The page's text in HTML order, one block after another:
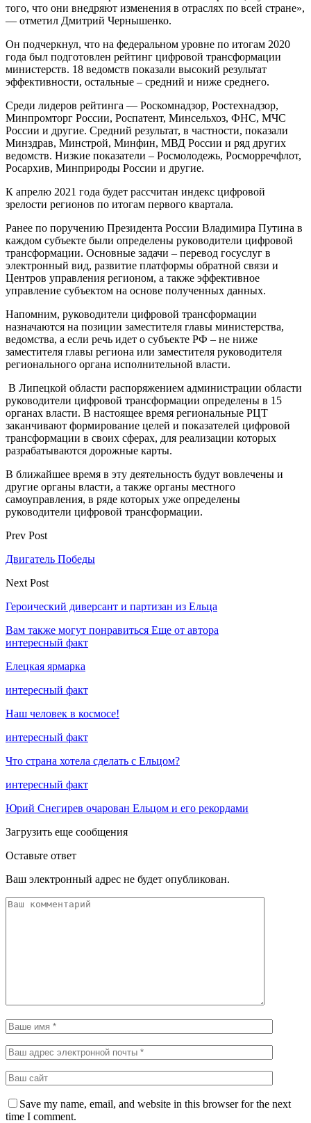
того, что они внедряют изменения в отраслях по всей стране»,
— отметил Дмитрий Чернышенко.
Он подчеркнул, что на федеральном уровне по итогам 2020
года был подготовлен рейтинг цифровой трансформации
министерств. 18 ведомств показали высокий результат
эффективности, остальные – средний и ниже среднего.
Среди лидеров рейтинга — Роскомнадзор, Ростехнадзор,
Минпромторг России, Роспатент, Минсельхоз, ФНС, МЧС
России и другие. Средний результат, в частности, показали
Минздрав, Минстрой, Минфин, МВД России и ряд других
ведомств. Низкие показатели – Росмолодежь, Росморречфлот,
Росархив, Минприроды России и другие.
К апрелю 2021 года будет рассчитан индекс цифровой
зрелости регионов по итогам первого квартала.
Ранее по поручению Президента России Владимира Путина в
каждом субъекте были определены руководители цифровой
трансформации. Основные задачи – перевод госуслуг в
электронный вид, развитие платформы обратной связи и
Центров управления регионом, а также эффективное
управление субъектом на основе полученных данных.
Напомним, руководители цифровой трансформации
назначаются на позиции заместителя главы министерства,
ведомства, а если речь идет о субъекте РФ – не ниже
заместителя главы региона или заместителя руководителя
регионального органа исполнительной власти.
В Липецкой области распоряжением администрации области
руководители цифровой трансформации определены в 15
органах власти. В настоящее время региональные РЦТ
заканчивают формирование целей и показателей цифровой
трансформации в своих сферах, для реализации которых
разрабатываются дорожные карты.
В ближайшее время в эту деятельность будут вовлечены и
другие органы власти, а также органы местного
самоуправления, в ряде которых уже определены
руководители цифровой трансформации.
Prev Post
Двигатель Победы
Next Post
Героический диверсант и партизан из Ельца
Вам также могут понравиться Еще от автора
интересный факт
Елецкая ярмарка
интересный факт
Наш человек в космосе!
интересный факт
Что страна хотела сделать с Ельцом?
интересный факт
Юрий Снегирев очарован Ельцом и его рекордами
Загрузить еще сообщения
Оставьте ответ
Ваш электронный адрес не будет опубликован.
Save my name, email, and website in this browser for the next
time I comment.